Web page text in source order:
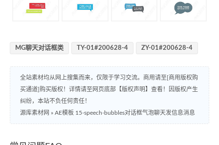
MG聊天对话框类 TY-01#200628-4 ZY-01#200628-4
全站素材均从网上搜集而来，仅限于学习交流。商用请至[商用版权购
买通道]购买版权！详情请至网页底部【版权声明】查看！因版权产生
纠纷，本站不负任何责任！
源库素材网 » AE模板 15-speech-bubbles对话框气泡聊天发信息消息